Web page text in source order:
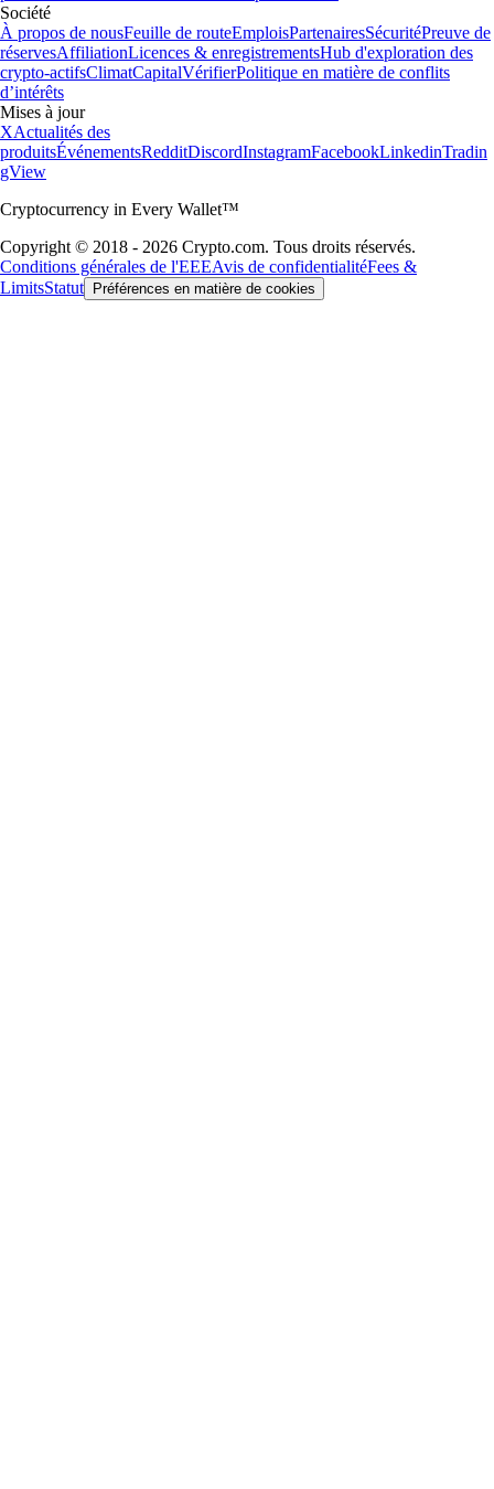
Société
À propos de nousFeuille de routeEmploisPartenairesSécuritéPreuve de
réservesAffiliationLicences & enregistrementsHub d'exploration des
crypto-actifsClimatCapitalVérifierPolitique en matière de conflits
d’intérêts
Mises à jour
XActualités des
produitsÉvénementsRedditDiscordInstagramFacebookLinkedinTradin
gView
Cryptocurrency in Every Wallet™
Copyright © 2018 - 2026 Crypto.com. Tous droits réservés.
Conditions générales de l'EEEAvis de confidentialitéFees &
LimitsStatut Préférences en matière de cookies